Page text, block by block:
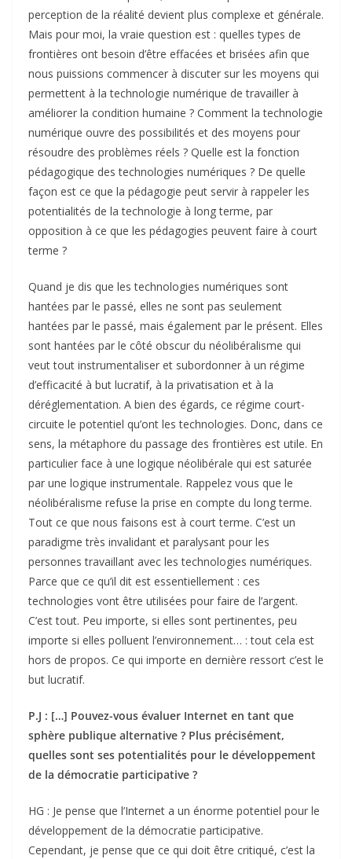
perception de la réalité devient plus complexe et générale.
Mais pour moi, la vraie question est : quelles types de
frontières ont besoin d’être effacées et brisées afin que
nous puissions commencer à discuter sur les moyens qui
permettent à la technologie numérique de travailler à
améliorer la condition humaine ? Comment la technologie
numérique ouvre des possibilités et des moyens pour
résoudre des problèmes réels ? Quelle est la fonction
pédagogique des technologies numériques ? De quelle
façon est ce que la pédagogie peut servir à rappeler les
potentialités de la technologie à long terme, par
opposition à ce que les pédagogies peuvent faire à court
terme ?
Quand je dis que les technologies numériques sont
hantées par le passé, elles ne sont pas seulement
hantées par le passé, mais également par le présent. Elles
sont hantées par le côté obscur du néolibéralisme qui
veut tout instrumentaliser et subordonner à un régime
d’efficacité à but lucratif, à la privatisation et à la
déréglementation. A bien des égards, ce régime court-
circuite le potentiel qu’ont les technologies. Donc, dans ce
sens, la métaphore du passage des frontières est utile. En
particulier face à une logique néolibérale qui est saturée
par une logique instrumentale. Rappelez vous que le
néolibéralisme refuse la prise en compte du long terme.
Tout ce que nous faisons est à court terme. C’est un
paradigme très invalidant et paralysant pour les
personnes travaillant avec les technologies numériques.
Parce que ce qu’il dit est essentiellement : ces
technologies vont être utilisées pour faire de l’argent.
C’est tout. Peu importe, si elles sont pertinentes, peu
importe si elles polluent l’environnement… : tout cela est
hors de propos. Ce qui importe en dernière ressort c’est le
but lucratif.
P.J : […] Pouvez-vous évaluer Internet en tant que
sphère publique alternative ? Plus précisément,
quelles sont ses potentialités pour le développement
de la démocratie participative ?
HG : Je pense que l’Internet a un énorme potentiel pour le
développement de la démocratie participative.
Cependant, je pense que ce qui doit être critiqué, c’est la